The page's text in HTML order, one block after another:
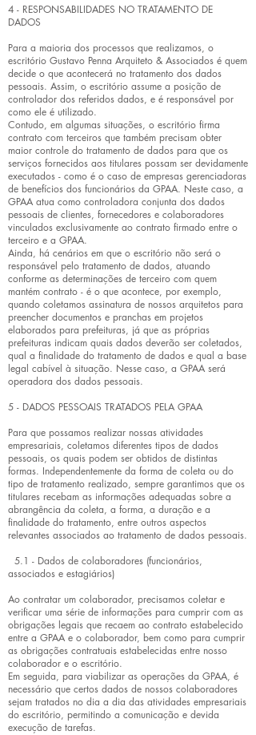
4 - RESPONSABILIDADES NO TRATAMENTO DE
DADOS
Para a maioria dos processos que realizamos, o
escritório Gustavo Penna Arquiteto & Associados é quem
decide o que acontecerá no tratamento dos dados
pessoais. Assim, o escritório assume a posição de
controlador dos referidos dados, e é responsável por
como ele é utilizado.
Contudo, em algumas situações, o escritório firma
contrato com terceiros que também precisam obter
maior controle do tratamento de dados para que os
serviços fornecidos aos titulares possam ser devidamente
executados - como é o caso de empresas gerenciadoras
de benefícios dos funcionários da GPAA. Neste caso, a
GPAA atua como controladora conjunta dos dados
pessoais de clientes, fornecedores e colaboradores
vinculados exclusivamente ao contrato firmado entre o
terceiro e a GPAA.
Ainda, há cenários em que o escritório não será o
responsável pelo tratamento de dados, atuando
conforme as determinações de terceiro com quem
mantém contrato - é o que acontece, por exemplo,
quando coletamos assinatura de nossos arquitetos para
preencher documentos e pranchas em projetos
elaborados para prefeituras, já que as próprias
prefeituras indicam quais dados deverão ser coletados,
qual a finalidade do tratamento de dados e qual a base
legal cabível à situação. Nesse caso, a GPAA será
operadora dos dados pessoais.
5 - DADOS PESSOAIS TRATADOS PELA GPAA
Para que possamos realizar nossas atividades
empresariais, coletamos diferentes tipos de dados
pessoais, os quais podem ser obtidos de distintas
formas. Independentemente da forma de coleta ou do
tipo de tratamento realizado, sempre garantimos que os
titulares recebam as informações adequadas sobre a
abrangência da coleta, a forma, a duração e a
finalidade do tratamento, entre outros aspectos
relevantes associados ao tratamento de dados pessoais.
5.1 - Dados de colaboradores (funcionários,
associados e estagiários)
Ao contratar um colaborador, precisamos coletar e
verificar uma série de informações para cumprir com as
obrigações legais que recaem ao contrato estabelecido
entre a GPAA e o colaborador, bem como para cumprir
as obrigações contratuais estabelecidas entre nosso
colaborador e o escritório.
Em seguida, para viabilizar as operações da GPAA, é
necessário que certos dados de nossos colaboradores
sejam tratados no dia a dia das atividades empresariais
do escritório, permitindo a comunicação e devida
execução de tarefas.